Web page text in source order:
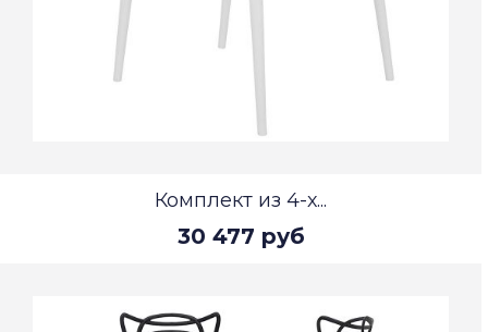
Комплект из 4-х...
30 477 руб